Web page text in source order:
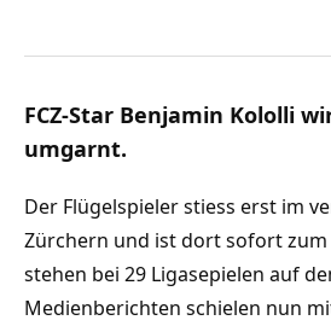
FCZ-Star Benjamin Kololli
umgarnt.
Der Flügelspieler stiess erst im
Zürchern und ist dort sofort zum
stehen bei 29 Ligasepielen auf
Medienberichten schielen nun